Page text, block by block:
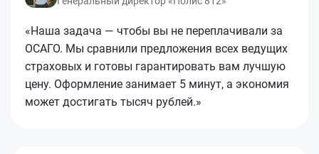
«Наша задача — чтобы вы не переплачивали за
ОСАГО. Мы сравнили предложения всех ведущих
страховых и готовы гарантировать вам лучшую
цену. Оформление занимает 5 минут, а экономия
может достигать тысяч рублей.»